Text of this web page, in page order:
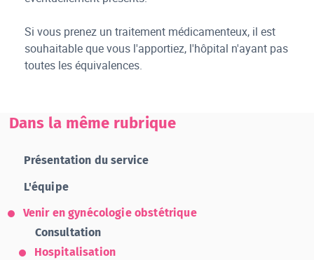
Si vous prenez un traitement médicamenteux, il est
souhaitable que vous l'apportiez, l'hôpital n'ayant pas
toutes les équivalences.
Dans la même rubrique
Présentation du service
L'équipe
Venir en gynécologie obstétrique
Consultation
Hospitalisation